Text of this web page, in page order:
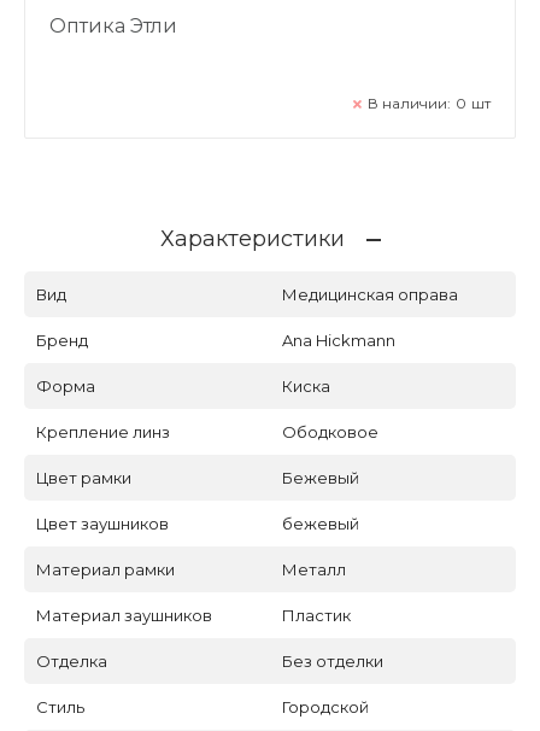
Оптика Этли
В наличии: 0 шт
Характеристики
Вид Медицинская оправа
Бренд Ana Hickmann
Форма Киска
Крепление линз Ободковое
Цвет рамки Бежевый
Цвет заушников бежевый
Материал рамки Металл
Материал заушников Пластик
Отделка Без отделки
Стиль Городской